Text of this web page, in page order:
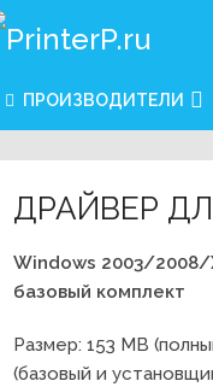
ПРОИЗВОДИТЕЛИ
ДРАЙВЕР ДЛЯ
Windows 2003/
базовый комплект
Размер: 153 MB
(базовый и